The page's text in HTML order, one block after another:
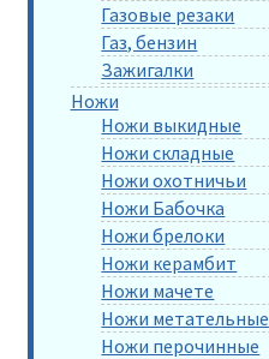
Газовые резаки
Газ, бензин
Зажигалки
Ножи
Ножи выкидные
Ножи складные
Ножи охотничьи
Ножи Бабочка
Ножи брелоки
Ножи керамбит
Ножи мачете
Ножи метательные
Ножи перочинные